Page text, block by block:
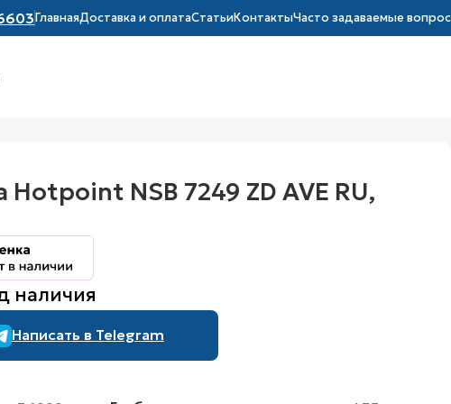
ГлавнаяДоставка и оплатаСтатьиКонтактыЧасто задаваемые
NSB 7249 ZD AVE RU,
наличия
Написать в Telegram